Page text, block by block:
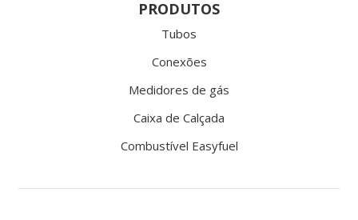
PRODUTOS
Tubos
Conexões
Medidores de gás
Caixa de Calçada
Combustível Easyfuel